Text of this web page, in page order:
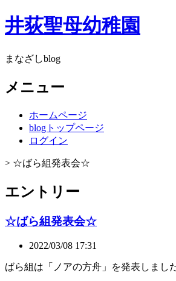
井荻聖母幼稚園
まなざしblog
メニュー
ホームページ
blogトップページ
ログイン
> ☆ばら組発表会☆
エントリー
☆ばら組発表会☆
2022/03/08 17:31
ばら組は「ノアの方舟」を発表しました